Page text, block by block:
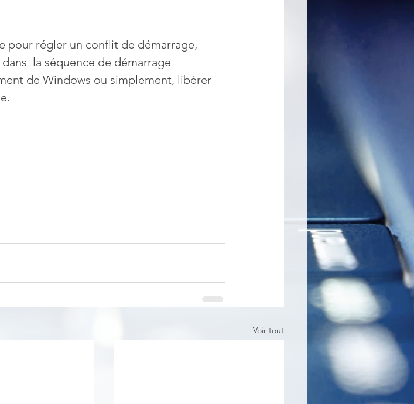
pour régler un conflit de démarrage,
la séquence de démarrage
de Windows ou simplement, libérer
Voir tout